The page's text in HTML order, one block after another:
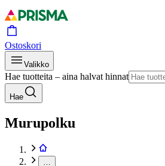
Ostoskori
Valikko
Hae tuotteita – aina halvat hinnat
Hae
Murupolku